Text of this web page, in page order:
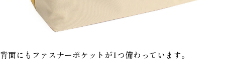
背面にもファスナーポケットが1つ備わっています。